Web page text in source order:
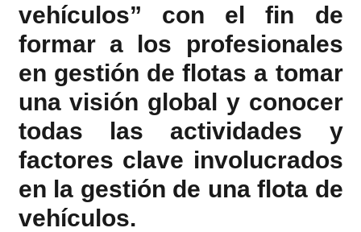
vehículos” con el fin de
formar a los profesionales
en gestión de flotas a tomar
una visión global y conocer
todas las actividades y
factores clave involucrados
en la gestión de una flota de
vehículos.